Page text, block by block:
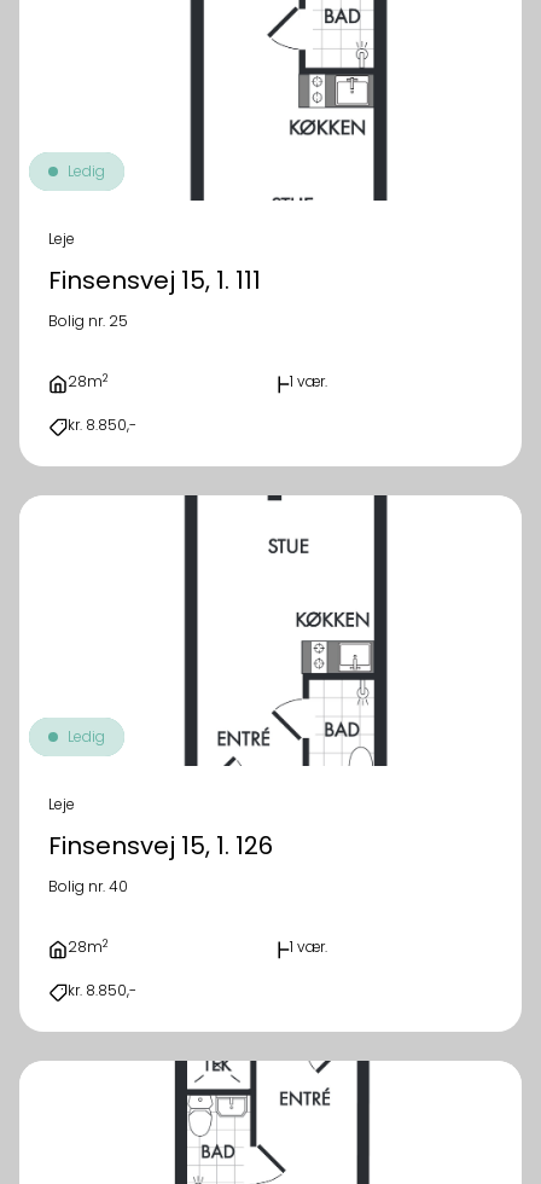
Ledig
Leje
Finsensvej 15, 1. 111
Bolig nr. 25
28m2 1 vær.
kr. 8.850,-
Ledig
Leje
Finsensvej 15, 1. 126
Bolig nr. 40
28m2 1 vær.
kr. 8.850,-